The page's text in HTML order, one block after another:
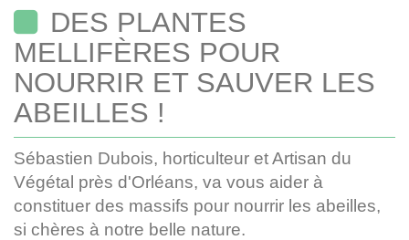
DES PLANTES
MELLIFÈRES POUR
NOURRIR ET SAUVER LES
ABEILLES !
Sébastien Dubois, horticulteur et Artisan du
Végétal près d'Orléans, va vous aider à
constituer des massifs pour nourrir les abeilles,
si chères à notre belle nature.